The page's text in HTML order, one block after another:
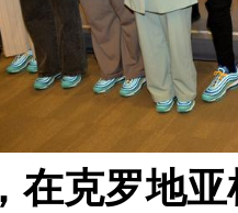
在克罗地